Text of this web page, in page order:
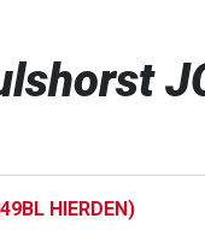
HIERDEN)